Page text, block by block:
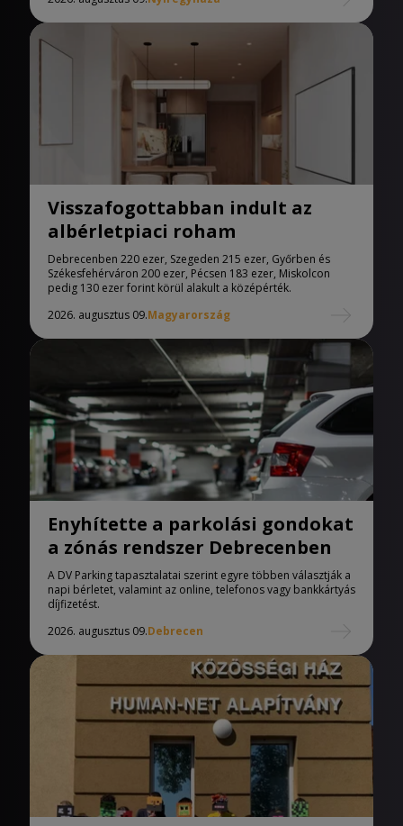
Visszafogottabban indult az
albérletpiaci roham
Debrecenben 220 ezer, Szegeden 215 ezer, Győrben és
Székesfehérváron 200 ezer, Pécsen 183 ezer, Miskolcon
pedig 130 ezer forint körül alakult a középérték.
2026. augusztus 09.Magyarország
Enyhítette a parkolási gondokat
a zónás rendszer Debrecenben
A DV Parking tapasztalatai szerint egyre többen választják a
napi bérletet, valamint az online, telefonos vagy bankkártyás
díjfizetést.
2026. augusztus 09.Debrecen